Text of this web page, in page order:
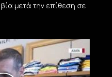
βία μετά την επίθεση σε